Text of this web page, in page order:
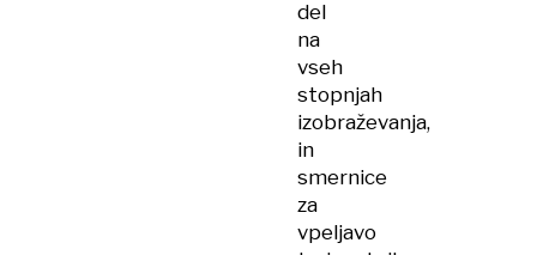
del
na
vseh
stopnjah
izobraževanja,
in
smernice
za
vpeljavo